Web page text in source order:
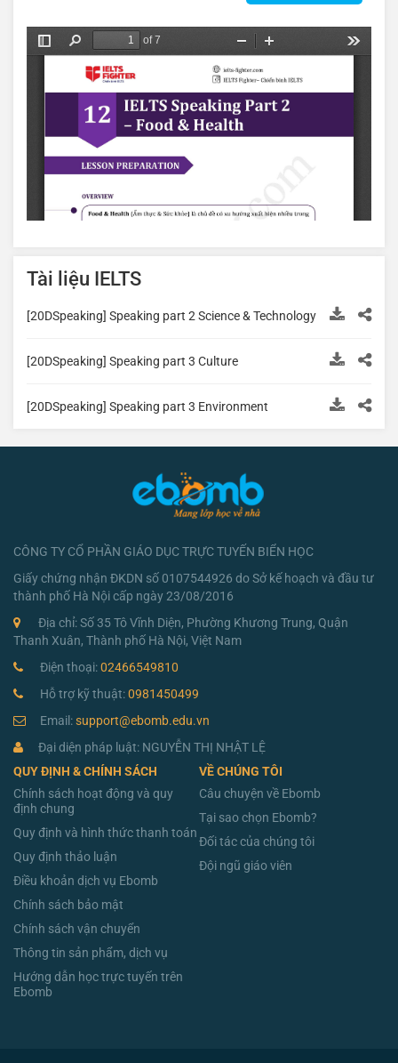
Tài liệu IELTS
[20DSpeaking] Speaking part 2 Science & Technology
[20DSpeaking] Speaking part 3 Culture
[20DSpeaking] Speaking part 3 Environment
CÔNG TY CỔ PHẦN GIÁO DỤC TRỰC TUYẾN BIỂN HỌC
Giấy chứng nhận ĐKDN số 0107544926 do Sở kế hoạch và đầu tư
thành phố Hà Nội cấp ngày 23/08/2016
Địa chỉ: Số 35 Tô Vĩnh Diện, Phường Khương Trung, Quận
Thanh Xuân, Thành phố Hà Nội, Việt Nam
Điện thoại:02466549810
Hỗ trợ kỹ thuật:0981450499
Email:support@ebomb.edu.vn
Đại diện pháp luật: NGUYỄN THỊ NHẬT LỆ
QUY ĐỊNH & CHÍNH SÁCH
Chính sách hoạt động và quy
định chung
Quy định và hình thức thanh toán
Quy định thảo luận
Điều khoản dịch vụ Ebomb
Chính sách bảo mật
Chính sách vận chuyển
Thông tin sản phẩm, dịch vụ
Hướng dẫn học trực tuyến trên
Ebomb
VỀ CHÚNG TÔI
Câu chuyện về Ebomb
Tại sao chọn Ebomb?
Đối tác của chúng tôi
Đội ngũ giáo viên